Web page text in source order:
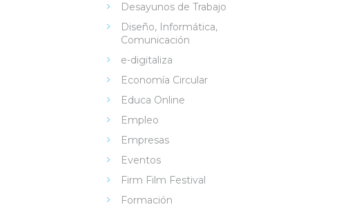
Desayunos de Trabajo
Diseño, Informática,
Comunicación
e-digitaliza
Economía Circular
Educa Online
Empleo
Empresas
Eventos
Firm Film Festival
Formación